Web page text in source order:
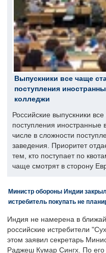
Выпускники все чаще
поступления
колледжи
Российские выпускники
поступления иностранные
числе в сложности
заведения. Приоритет
тем, кто поступает по
чаще смотрят в сторону
Министр обороны Индии
истребитель покупать не
Индия не намерена в
российские истребители
этом заявил секретарь
Раджеш Кумар Сингх. По его